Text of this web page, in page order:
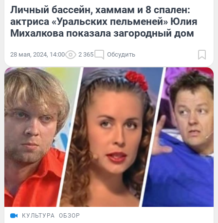
Личный бассейн, хаммам и 8 спален:
актриса «Уральских пельменей» Юлия
Михалкова показала загородный дом
28 мая, 2024, 14:00 2 365 Обсудить
КУЛЬТУРА ОБЗОР